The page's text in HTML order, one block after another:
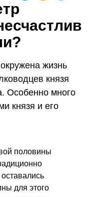
жизнь
князя
Особенно много
князя и его
половины
для этого